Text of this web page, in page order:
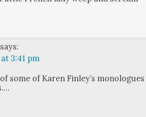
says:
3:41 pm
some of Karen Fin­ley’s mono­logues